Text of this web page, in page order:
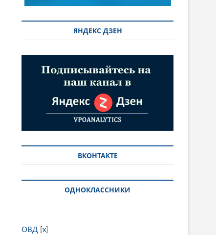
ЯНДЕКС ДЗЕН
ВКОНТАКТЕ
ОДНОКЛАССНИКИ
ОВД x